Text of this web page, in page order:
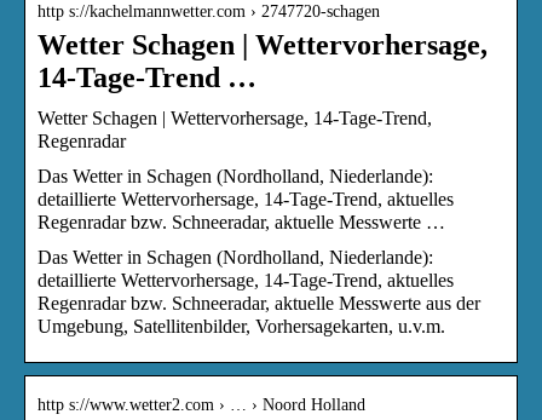
http s://kachelmannwetter.com › 2747720-schagen
Wetter Schagen | Wettervorhersage,
14-Tage-Trend …
Wetter Schagen | Wettervorhersage, 14-Tage-Trend,
Regenradar
Das Wetter in Schagen (Nordholland, Niederlande):
detaillierte Wettervorhersage, 14-Tage-Trend, aktuelles
Regenradar bzw. Schneeradar, aktuelle Messwerte …
Das Wetter in Schagen (Nordholland, Niederlande):
detaillierte Wettervorhersage, 14-Tage-Trend, aktuelles
Regenradar bzw. Schneeradar, aktuelle Messwerte aus der
Umgebung, Satellitenbilder, Vorhersagekarten, u.v.m.
http s://www.wetter2.com › … › Noord Holland